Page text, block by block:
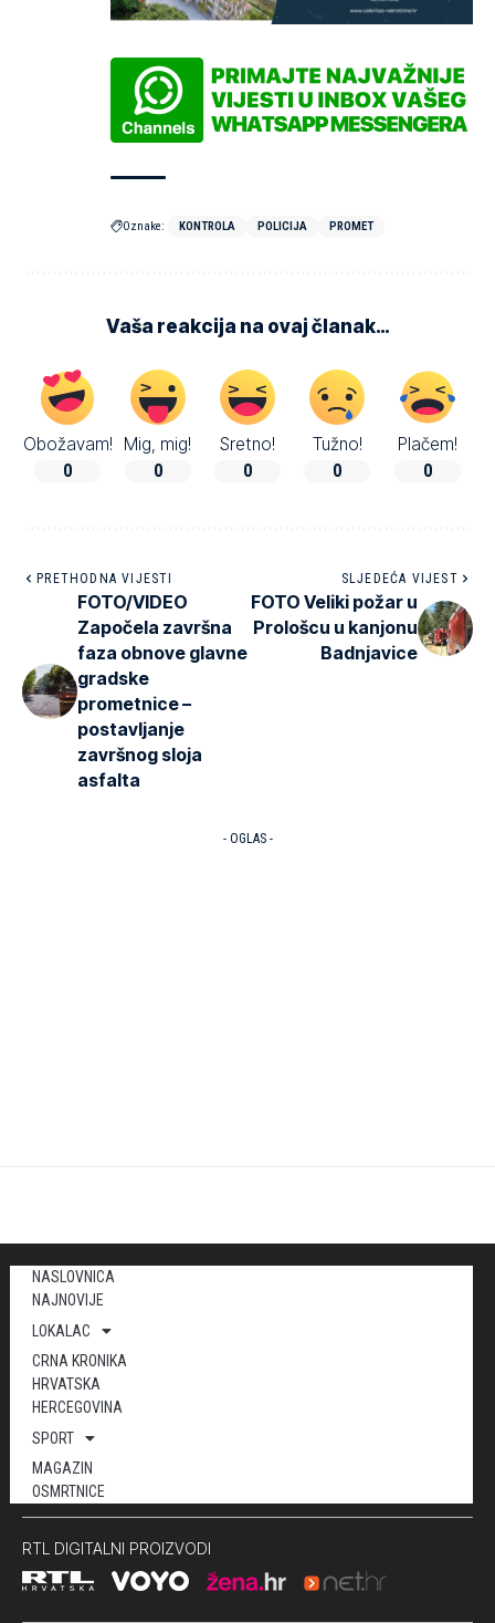
Oznake: KONTROLA POLICIJA PROMET
Vaša reakcija na ovaj članak…
Obožavam!
0
Mig, mig!
0
Sretno!
0
Tužno!
0
Plačem!
0
PRETHODNA VIJESTI
FOTO/VIDEO
Započela završna
faza obnove glavne
gradske
prometnice –
postavljanje
završnog sloja
asfalta
SLJEDEĆA VIJEST
FOTO Veliki požar u
Prološcu u kanjonu
Badnjavice
- OGLAS -
NASLOVNICA
NAJNOVIJE
LOKALAC
CRNA KRONIKA
HRVATSKA
HERCEGOVINA
SPORT
MAGAZIN
OSMRTNICE
RTL DIGITALNI PROIZVODI